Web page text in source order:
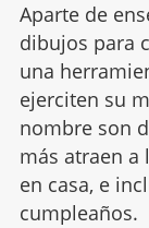
Aparte de
dibujos para
una
ejerciten su
nombre son
más atraen a
en casa, e
cumpleaños.